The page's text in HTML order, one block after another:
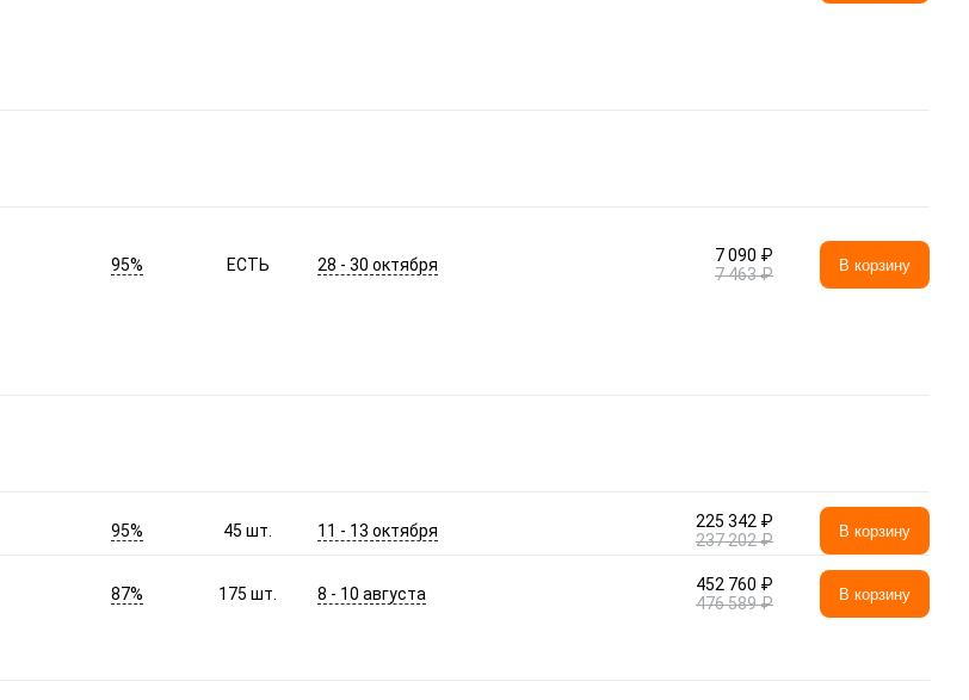
95% ЕСТЬ 28 - 30 октября
7 090 ₽
7 463 ₽
В корзину
95% 45шт. 11 - 13 октября
225 342 ₽
237 202 ₽
В корзину
87% 175шт. 8 - 10 августа
452 760 ₽
476 589 ₽
В корзину